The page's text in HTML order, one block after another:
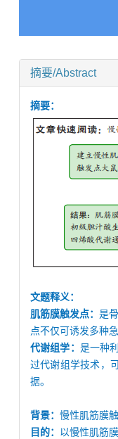
摘要/Abstract
摘要：
文题释义：
肌筋膜触发点：是
点不仅可诱发多种
代谢组学： 是一种
过代谢组学技术，
据。
背景： 慢性肌筋膜
目的： 以慢性肌筋